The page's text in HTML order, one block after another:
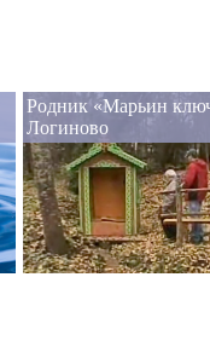
Родник «Марьин
Логиново